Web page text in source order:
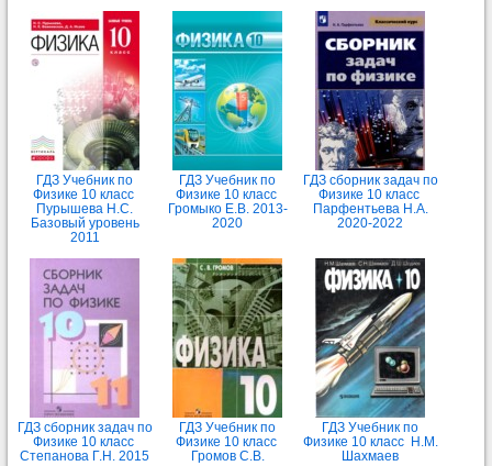
ГДЗ Учебник по
Физике 10 класс
Пурышева Н.С.
Базовый уровень
2011
ГДЗ Учебник по
Физике 10 класс
Громыко Е.В. 2013-
2020
ГДЗ сборник задач по
Физике 10 класс
Парфентьева Н.А.
2020-2022
ГДЗ сборник задач по
Физике 10 класс
Степанова Г.Н. 2015
ГДЗ Учебник по
Физике 10 класс
Громов С.В.
ГДЗ Учебник по
Физике 10 класс Н.М.
Шахмаев